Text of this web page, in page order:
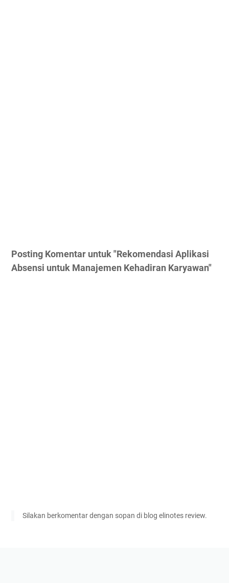
Posting Komentar untuk "Rekomendasi Aplikasi
Absensi untuk Manajemen Kehadiran Karyawan"
Silakan berkomentar dengan sopan di blog elinotes review.